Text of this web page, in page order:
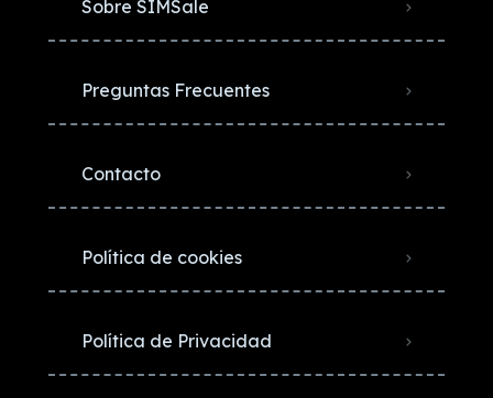
Sobre SIMSale
Preguntas Frecuentes
Contacto
Política de cookies
Política de Privacidad